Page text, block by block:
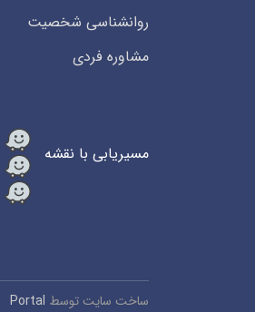
روانشناسی شخصیت
مشاوره فردی
مسیریابی با نقشه
ساخت سایت توسط Portal